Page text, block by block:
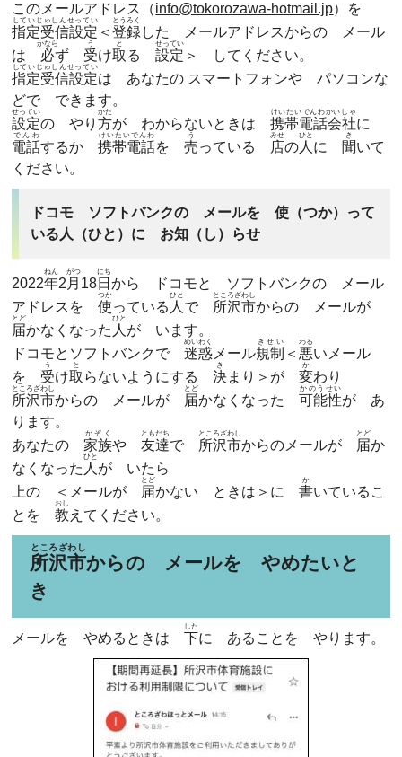
このメールアドレス（info@tokorozawa-hotmail.jp）を
指定受信設定
していじゅしんせってい
＜登録
とうろく
した メールアドレスからの メール
は 必
かなら
ず 受
う
け取
と
る設定
せってい
＞ してください。
指定受信設定
していじゅしんせってい
は あなたの スマートフォンや パソコンな
どで できます。
設定
せってい
の やり方
かた
が わからないときは携帯電話会社
けいたいでんわかいしゃ
に
電話
でんわ
するか携帯電話
けいたいでんわ
を売
う
っている 店
みせ
の人
ひと
に 聞
き
いて
ください。
ドコモ ソフトバンクの メールを 使（つか）って
いる人（ひと）に お知（し）らせ
2022年
ねん
2 月
がつ
18日
にち
から ドコモと ソフトバンクの メール
アドレスを使
つか
っている 人
ひと
で 所沢市
ところざわし
からの メールが
届
とど
かなくなった 人
ひと
が います。
ドコモとソフトバンクで迷惑
めいわく
メール規制
きせい
＜ 悪
わる
いメール
を 受
う
け取
と
らないようにする決
き
まり＞が変
か
わり
所沢市
ところざわし
からの メールが 届
とど
かなくなった可能性
かのうせい
が あ
ります。
あなたの家族
かぞく
や友達
ともだち
で 所沢市
ところざわし
からのメールが 届
とど
か
なくなった 人
ひと
が いたら
上の ＜メールが 届
とど
かない ときは＞に書
か
いているこ
とを教
おし
えてください。
所沢市
ところざわし
からの メールを やめたいと
き
メールを やめるときは下
した
に あることを やります。